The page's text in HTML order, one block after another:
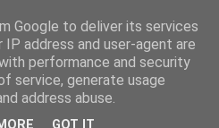
per tutti
Google to deliver its services
address and user-agent are
performance and security
service, generate usage
address abuse.